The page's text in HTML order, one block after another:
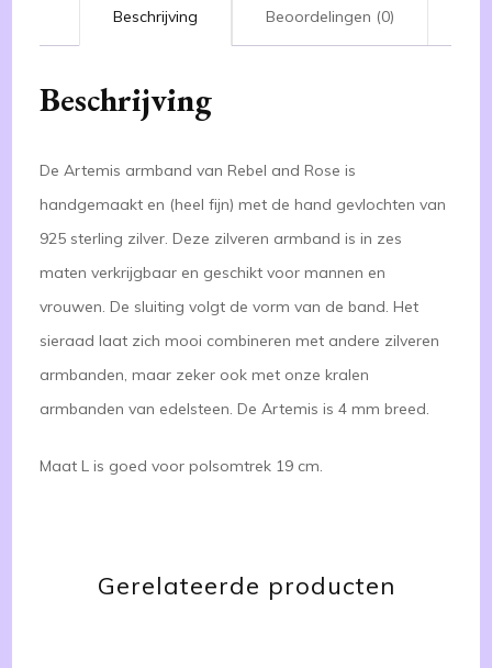
Beschrijving Beoordelingen (0)
Beschrijving
De Artemis armband van Rebel and Rose is
handgemaakt en (heel fijn) met de hand gevlochten van
925 sterling zilver. Deze zilveren armband is in zes
maten verkrijgbaar en geschikt voor mannen en
vrouwen. De sluiting volgt de vorm van de band. Het
sieraad laat zich mooi combineren met andere zilveren
armbanden, maar zeker ook met onze kralen
armbanden van edelsteen. De Artemis is 4 mm breed.
Maat L is goed voor polsomtrek 19 cm.
Gerelateerde producten